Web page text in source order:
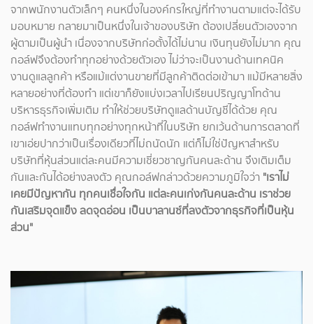
จากพนักงานตัวเล็กๆ คนหนึ่งในองค์กรใหญ่ที่ทำงานตามแต่จะได้รับ
มอบหมาย กลายมาเป็นหนึ่งในเจ้าของบริษัท ต้องเปลี่ยนตัวเองจาก
ผู้ตามเป็นผู้นำ เนื่องจากบริษัทก่อตั้งได้ไม่นาน เงินทุนยังไม่มาก คุณ
กอล์ฟจึงต้องทำทุกอย่างด้วยตัวเอง ไม่ว่าจะเป็นงานด้านเทคนิค
งานดูแลลูกค้า หรือแม้แต่งานขายที่มีลูกค้าติดต่อเข้ามา แม้มีหลายสิ่ง
หลายอย่างที่ต้องทำ แต่เขาก็ยังแบ่งเวลาไปเรียนปริญญาโทด้าน
บริหารธุรกิจเพิ่มเติม ทำให้ช่วยบริษัทดูแลด้านบัญชีได้ด้วย คุณ
กอล์ฟทำงานแทบทุกอย่างทุกหน้าที่ในบริษัท ยกเว้นด้านการตลาดที่
เขาเอ่ยปากว่าเป็นเรื่องเดียวที่ไม่ถนัดนัก แต่ก็ไม่ใช่ปัญหาสำหรับ
บริษัทที่หุ้นส่วนแต่ละคนมีความเชี่ยวชาญกันคนละด้าน จึงเติมเต็ม
กันและกันได้อย่างลงตัว คุณกอล์ฟกล่าวด้วยความภูมิใจว่า "เราไม่
เคยมีปัญหากัน ทุกคนเชื่อใจกัน แต่ละคนเก่งกันคนละด้าน เราช่วย
กันเสริมจุดแข็ง ลดจุดอ่อน เป็นบาลานซ์ที่ลงตัวจากธุรกิจที่เป็นหุ้น
ส่วน"